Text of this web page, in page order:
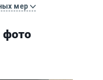
мер
фото